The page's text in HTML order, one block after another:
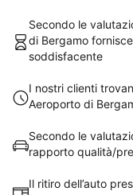
Secondo le
di Bergamo
soddisfacente
I nostri clienti
Aeroporto di
Secondo le
rapporto qualità/
Il ritiro dell’auto